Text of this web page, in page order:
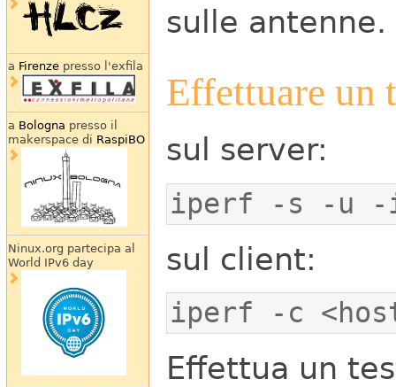
a Firenzepresso l'exfila
a Bologna presso il
makerspace di RaspiBO
Ninux.org partecipa al
World IPv6 day
sulle antenne.
Effettuare un
sul server:
iperf -s -u
sul client:
iperf -c
Effettua un